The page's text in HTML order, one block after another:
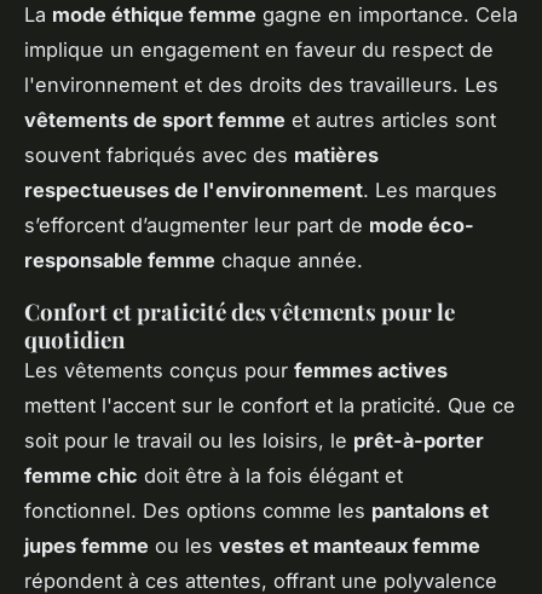
La mode éthique femme gagne en importance. Cela
implique un engagement en faveur du respect de
l'environnement et des droits des travailleurs. Les
vêtements de sport femme et autres articles sont
souvent fabriqués avec des matières
respectueuses de l'environnement. Les marques
s’efforcent d’augmenter leur part de mode éco-
responsable femme chaque année.
Confort et praticité des vêtements pour le
quotidien
Les vêtements conçus pour femmes actives
mettent l'accent sur le confort et la praticité. Que ce
soit pour le travail ou les loisirs, le prêt-à-porter
femme chic doit être à la fois élégant et
fonctionnel. Des options comme les pantalons et
jupes femme ou les vestes et manteaux femme
répondent à ces attentes, offrant une polyvalence